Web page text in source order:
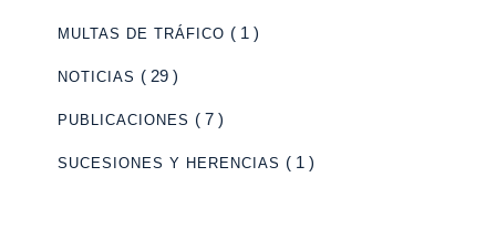
MULTAS DE TRÁFICO ( 1 )
NOTICIAS ( 29 )
PUBLICACIONES ( 7 )
SUCESIONES Y HERENCIAS ( 1 )